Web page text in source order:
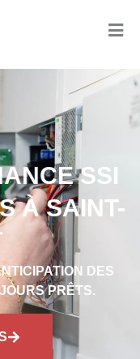
SSI
À SAINT-
DES
PRÊTS.